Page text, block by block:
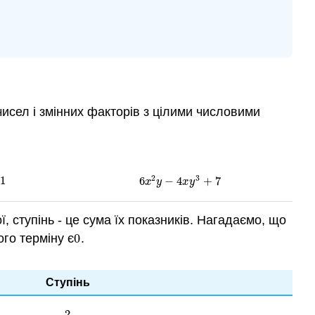
і змінних факторів з цілими числовими
1 6x2y − 4xy3 + 7
6x2y −4 xy3+7
ступінь - це сума їх показників. Нагадаємо, що
терміну є0
0.
Ступінь